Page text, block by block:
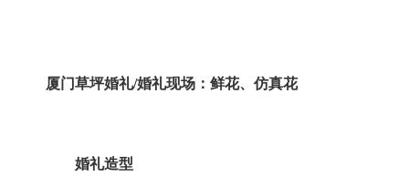
厦门草坪婚礼/婚礼现场：鲜花、仿真花
婚礼造型